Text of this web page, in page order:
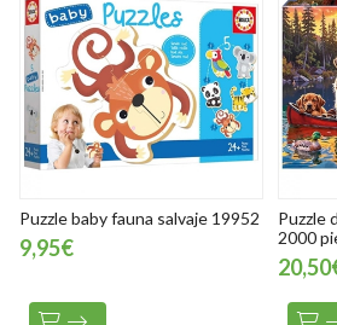
Puzzle baby fauna salvaje 19952
9,95€
Puzzle
2000